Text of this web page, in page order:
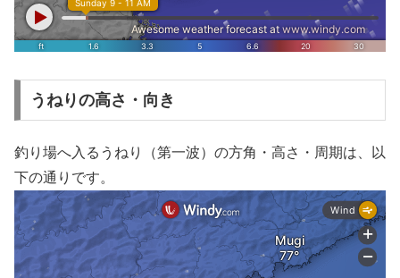
うねりの高さ・向き
釣り場へ入るうねり（第一波）の方角・高さ・周期は、以
下の通りです。